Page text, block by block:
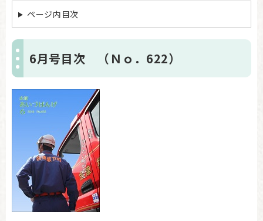
ページ内目次
6月号目次 （Ｎｏ．622）